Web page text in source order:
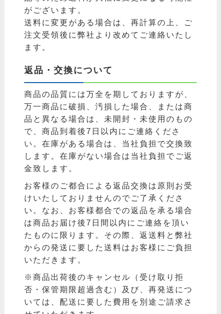
がございます。
送料に変更がある場合は、再計算の上、ご
注文受領後に弊社より改めてご連絡いたし
ます。
返品・交換について
商品の品質には万全を期しておりますが、
万一商品に破損、汚損した場合、または商
品と異なる場合は、未開封・未使用のもの
で、商品到着後7日以内にご連絡くださ
い。在庫がある場合は、当社負担で交換致
します。在庫がない場合は当社負担でご返
金致します。
お客様のご都合による返品交換は原則お受
けいたしておりませんのでご了承くださ
い。なお、お客様都合での返品を承る場合
は商品お届け後7日間以内にご連絡を頂い
たものに限ります。その際、返送料と弊社
からの発送に要した送料はお客様にご負担
いただきます。
※商品出荷後のキャンセル（受け取り拒
否・保管期限超過含む）及び、再発送につ
いては、配送に要した費用を別途ご請求さ